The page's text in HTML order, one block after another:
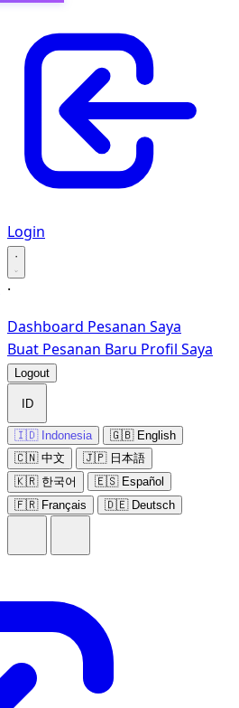
Login
·
·
Dashboard Pesanan Saya
Buat Pesanan Baru Profil Saya
Logout
ID
🇮🇩 Indonesia
🇬🇧 English
🇨🇳 中文
🇯🇵 日本語
🇰🇷 한국어
🇪🇸 Español
🇫🇷 Français
🇩🇪 Deutsch